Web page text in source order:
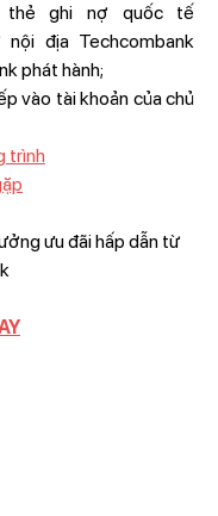
thẻ ghi nợ quốc tế
địa Techcombank
phát hành;
vào tài khoản của chủ
trình
ưu đãi hấp dẫn từ